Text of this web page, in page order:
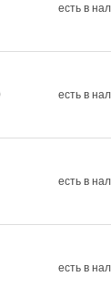
есть в
есть в
есть в
есть в